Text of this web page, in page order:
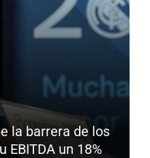
la barrera de los
EBITDA un 18%